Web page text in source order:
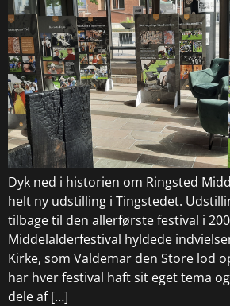
Dyk ned i historien om Ringsted
helt ny udstilling i Tingstedet.
tilbage til den allerførste festival i
Middelalderfestival hyldede
Kirke, som Valdemar den Store lod
har hver festival haft sit eget tema
dele af […]